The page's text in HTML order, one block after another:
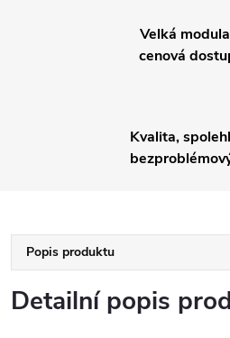
Velká
cenová
Kvalita,
Popis produktu
Detailní popis